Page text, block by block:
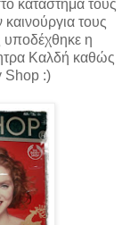
κατάστημα τους
τους
υποδέχθηκε η
Καλδή καθώς
Shop :)